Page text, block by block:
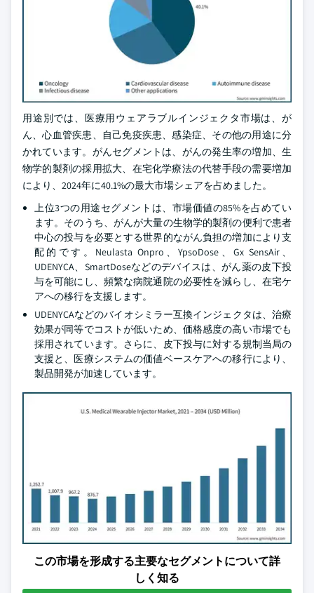
用途別では、医療用ウェアラブルインジェクタ市場は、が
ん、心血管疾患、自己免疫疾患、感染症、その他の用途に分
かれています。がんセグメントは、がんの発生率の増加、生
物学的製剤の採用拡大、在宅化学療法の代替手段の需要増加
により、2024年に40.1%の最大市場シェアを占めました。
上位3つの用途セグメントは、市場価値の85%を占めてい
ます。そのうち、がんが大量の生物学的製剤の便利で患者
中心の投与を必要とする世界的ながん負担の増加により支
配的です。Neulasta Onpro、YpsoDose、Gx SensAir、
UDENYCA、SmartDoseなどのデバイスは、がん薬の皮下投
与を可能にし、頻繁な病院通院の必要性を減らし、在宅ケ
アへの移行を支援します。
UDENYCAなどのバイオシミラー互換インジェクタは、治療
効果が同等でコストが低いため、価格感度の高い市場でも
採用されています。さらに、皮下投与に対する規制当局の
支援と、医療システムの価値ベースケアへの移行により、
製品開発が加速しています。
この市場を形成する主要なセグメントについて詳
しく知る